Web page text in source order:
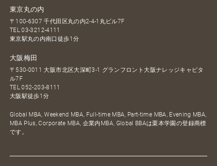
東京丸の内
〒100-6307 千代田区丸の内2-4-1丸ビル7F
TEL03-3212-4111
東京駅丸の内南口徒歩1分
大阪梅田
〒530-0011 大阪市北区大深町3-1 グランフロント大阪ナレッジキャピタ
ル7F
TEL052-203-8111
大阪駅徒歩1分
Global MBA, Weekend MBA, Full-time MBA, Part-time MBA, Evening MBA,
MBA Plus, Corporate MBA, 企業内MBA, Global BBAは栗本学園の登録商標
です。